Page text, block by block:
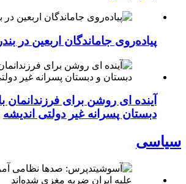
پیاده‌روی جاماندگان اربعین در
آینده ای روشن برای فرزندانمان
دبستان پسرانه غیر دولتی اندیشه
سیاسی